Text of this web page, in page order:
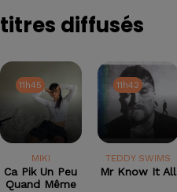
titres diffusés
11h45
11h45
MIKI
Ca Pik Un Peu
Quand Même
11h42
11h42
TEDDY SWIMS
Mr Know It All